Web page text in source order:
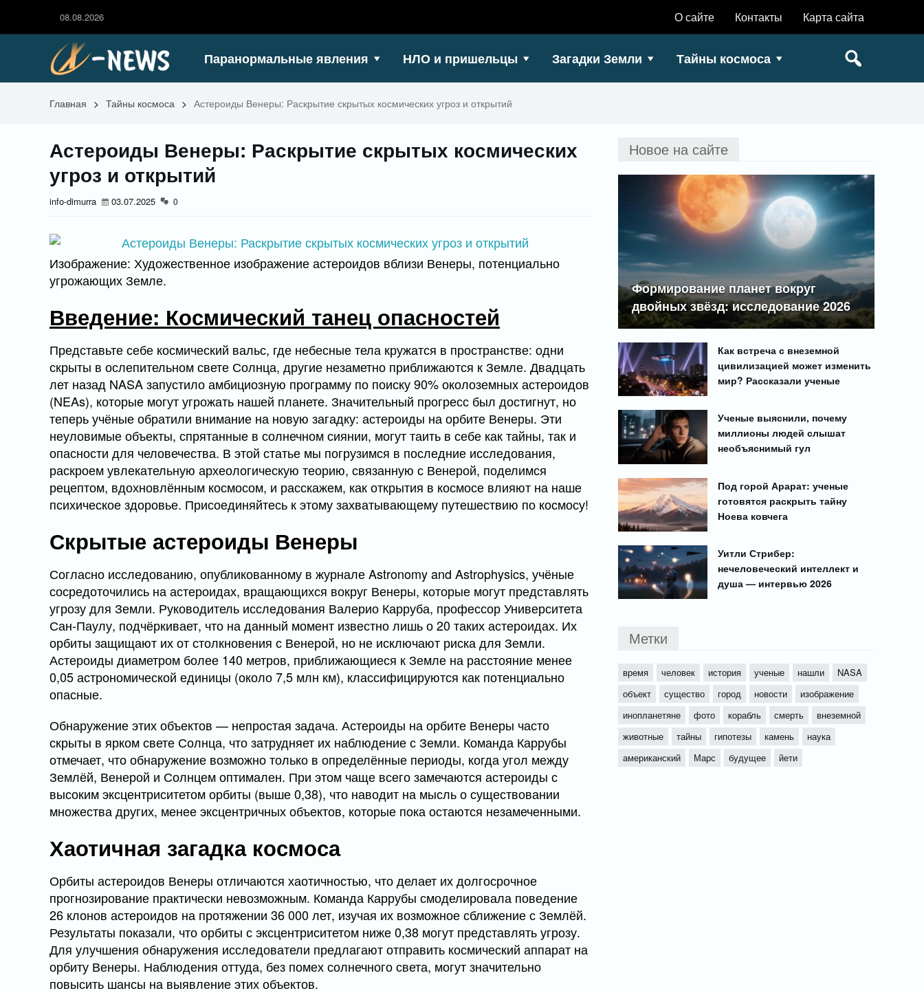
О сайте Контакты Карта сайта
08.08.2026
Паранормальные явления НЛО и пришельцы Загадки Земли Тайны космоса
Главная > Тайны космоса > Астероиды Венеры: Раскрытие скрытых космических угроз и открытий
Астероиды Венеры: Раскрытие скрытых космических
угроз и открытий
info-dimurra 03.07.2025 0
Изображение: Художественное изображение астероидов вблизи Венеры, потенциально
угрожающих Земле.
Введение: Космический танец опасностей
Представьте себе космический вальс, где небесные тела кружатся в пространстве: одни
скрыты в ослепительном свете Солнца, другие незаметно приближаются к Земле. Двадцать
лет назад NASA запустило амбициозную программу по поиску 90% околоземных астероидов
(NEAs), которые могут угрожать нашей планете. Значительный прогресс был достигнут, но
теперь учёные обратили внимание на новую загадку: астероиды на орбите Венеры. Эти
неуловимые объекты, спрятанные в солнечном сиянии, могут таить в себе как тайны, так и
опасности для человечества. В этой статье мы погрузимся в последние исследования,
раскроем увлекательную археологическую теорию, связанную с Венерой, поделимся
рецептом, вдохновлённым космосом, и расскажем, как открытия в космосе влияют на наше
психическое здоровье. Присоединяйтесь к этому захватывающему путешествию по космосу!
Скрытые астероиды Венеры
Согласно исследованию, опубликованному в журнале Astronomy and Astrophysics, учёные
сосредоточились на астероидах, вращающихся вокруг Венеры, которые могут представлять
угрозу для Земли. Руководитель исследования Валерио Карруба, профессор Университета
Сан-Паулу, подчёркивает, что на данный момент известно лишь о 20 таких астероидах. Их
орбиты защищают их от столкновения с Венерой, но не исключают риска для Земли.
Астероиды диаметром более 140 метров, приближающиеся к Земле на расстояние менее
0,05 астрономической единицы (около 7,5 млн км), классифицируются как потенциально
опасные.
Обнаружение этих объектов — непростая задача. Астероиды на орбите Венеры часто
скрыты в ярком свете Солнца, что затрудняет их наблюдение с Земли. Команда Каррубы
отмечает, что обнаружение возможно только в определённые периоды, когда угол между
Землёй, Венерой и Солнцем оптимален. При этом чаще всего замечаются астероиды с
высоким эксцентриситетом орбиты (выше 0,38), что наводит на мысль о существовании
множества других, менее эксцентричных объектов, которые пока остаются незамеченными.
Хаотичная загадка космоса
Орбиты астероидов Венеры отличаются хаотичностью, что делает их долгосрочное
прогнозирование практически невозможным. Команда Каррубы смоделировала поведение
26 клонов астероидов на протяжении 36 000 лет, изучая их возможное сближение с Землёй.
Результаты показали, что орбиты с эксцентриситетом ниже 0,38 могут представлять угрозу.
Для улучшения обнаружения исследователи предлагают отправить космический аппарат на
орбиту Венеры. Наблюдения оттуда, без помех солнечного света, могут значительно
повысить шансы на выявление этих объектов.
Новое на сайте
Формирование планет вокруг
двойных звёзд: исследование 2026
Как встреча с внеземной
цивилизацией может изменить
мир? Рассказали ученые
Ученые выяснили, почему
миллионы людей слышат
необъяснимый гул
Под горой Арарат: ученые
готовятся раскрыть тайну
Ноева ковчега
Уитли Стрибер:
нечеловеческий интеллект и
душа — интервью 2026
Метки
время человек история ученые нашли
NASA
объект
существо город новости
изображение
инопланетяне
фото корабль смерть
внеземной
животные
тайны гипотезы камень
наука
американский
Марс будущее йети